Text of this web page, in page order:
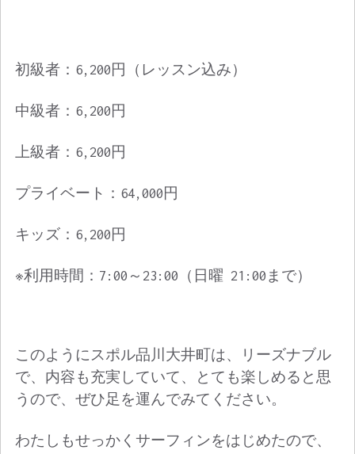
初級者：6,200円（レッスン込み）
中級者：6,200円
上級者：6,200円
プライベート：64,000円
キッズ：6,200円
※利用時間：7:00～23:00（日曜 21:00まで）
このようにスポル品川大井町は、リーズナブル
で、内容も充実していて、とても楽しめると思
うので、ぜひ足を運んでみてください。
わたしもせっかくサーフィンをはじめたので、